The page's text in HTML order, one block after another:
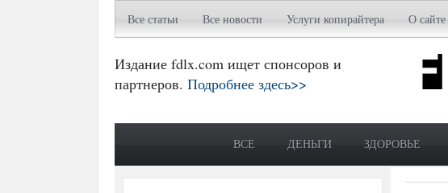
Все статьи Все новости Услуги копирайтера О сайте
Издание fdlx.com ищет спонсоров и
партнеров. Подробнее здесь>>
ВСЕ ДЕНЬГИ ЗДОРОВЬЕ